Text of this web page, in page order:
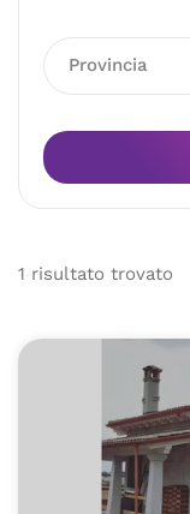
Provincia
1 risultato trovato